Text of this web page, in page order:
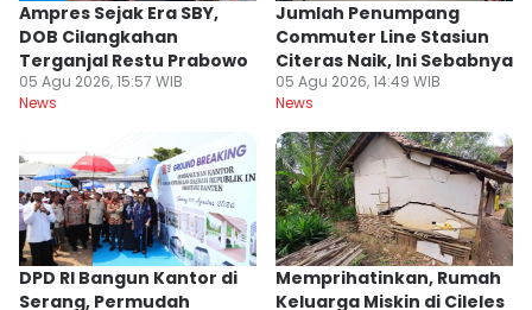
Ampres Sejak Era SBY,
DOB Cilangkahan
Terganjal Restu Prabowo
05 Agu 2026, 15:57 WIB
News
Jumlah Penumpang
Commuter Line Stasiun
Citeras Naik, Ini Sebabnya
05 Agu 2026, 14:49 WIB
News
DPD RI Bangun Kantor di
Serang, Permudah
Memprihatinkan, Rumah
Keluarga Miskin di Cileles